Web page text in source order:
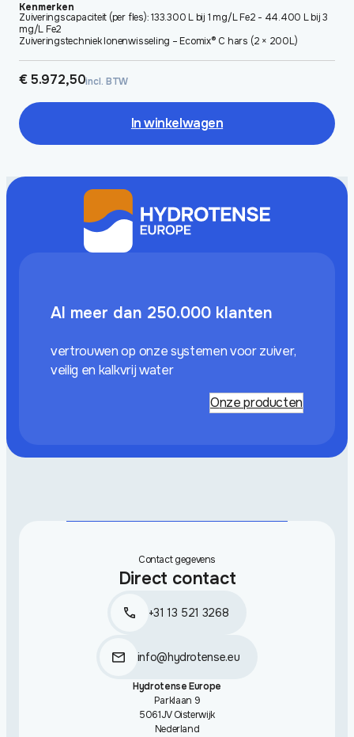
Kenmerken
Zuiveringscapaciteit (per fles): 133.300 L bij 1 mg/L Fe2 - 44.400 L bij 3
mg/L Fe2
Zuiveringstechniek Ionenwisseling – Ecomix® C hars (2 × 200L)
€5.972,50incl. BTW
In winkelwagen
Al meer dan 250.000 klanten
vertrouwen op onze systemen voor zuiver,
veilig en kalkvrij water
Onze producten
Contact gegevens
Direct contact
+31 13 521 3268
info@hydrotense.eu
Hydrotense Europe
Parklaan 9
5061JV Oisterwijk
Nederland